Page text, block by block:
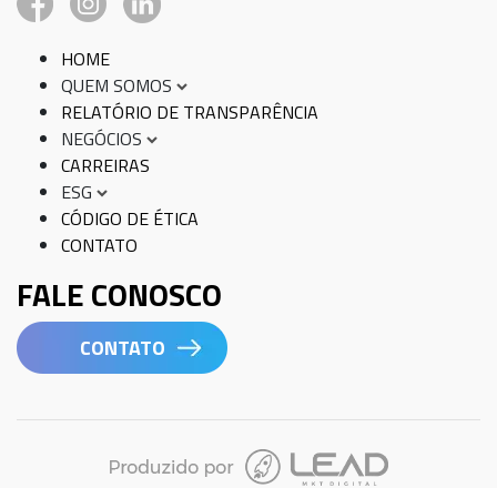
HOME
QUEM SOMOS
RELATÓRIO DE TRANSPARÊNCIA
NEGÓCIOS
CARREIRAS
ESG
CÓDIGO DE ÉTICA
CONTATO
FALE CONOSCO
CONTATO